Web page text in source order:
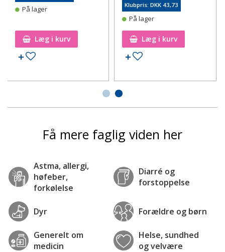
På lager
Læg i kurv
Tilføj til ønskeseddel
Klubpris: DKK 43,73
På lager
Læg i kurv
Tilføj til ønskeseddel
Få mere faglig viden her
Astma, allergi,
høfeber,
forkølelse
Diarré og
forstoppelse
Dyr Forældre og børn
Generelt om
medicin
Helse, sundhed
og velvære